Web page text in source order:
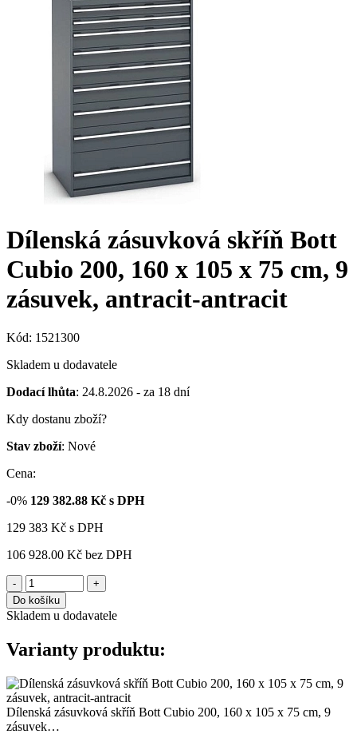
Dílenská zásuvková skříň Bott
Cubio 200, 160 x 105 x 75 cm, 9
zásuvek, antracit-antracit
Kód: 1521300
Skladem u dodavatele
Dodací lhůta: 24.8.2026 - za 18 dní
Kdy dostanu zboží?
Stav zboží: Nové
Cena:
-0% 129 382.88 Kč s DPH
129 383 Kč s DPH
106 928.00 Kč bez DPH
-
+
Do košíku
Skladem u dodavatele
Varianty produktu:
Dílenská zásuvková skříň Bott Cubio 200, 160 x 105 x 75 cm, 9
zásuvek…